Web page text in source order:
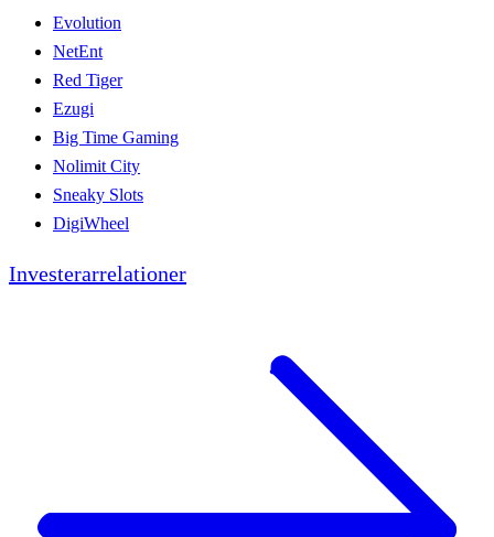
Evolution
NetEnt
Red Tiger
Ezugi
Big Time Gaming
Nolimit City
Sneaky Slots
DigiWheel
Investerarrelationer